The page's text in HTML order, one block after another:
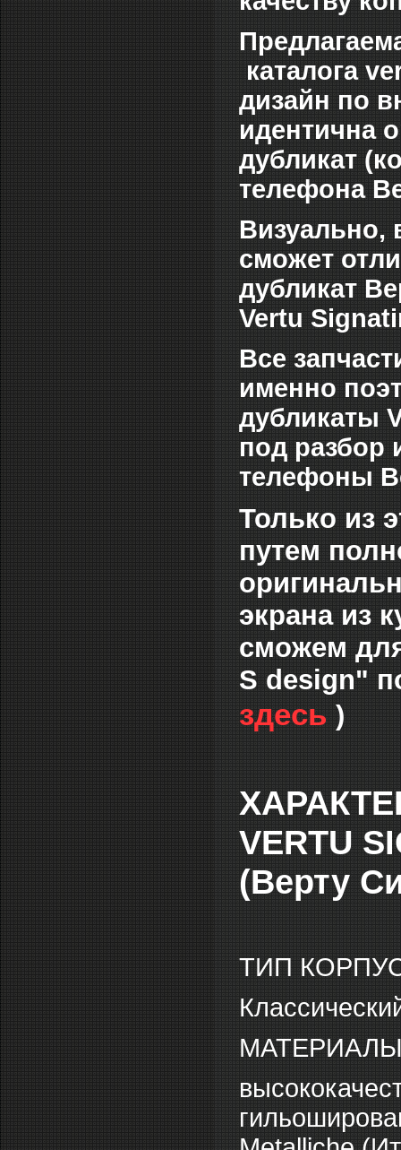
каталога
дизайн по
идентична
дубликат
телефона
Визуально,
сможет
дубликат
Vertu
Все
именно
дубликаты
под разбор
телефоны
Только из
путем
экрана из
сможем
S design"
здесь )
VERTU
(Верту
ТИП